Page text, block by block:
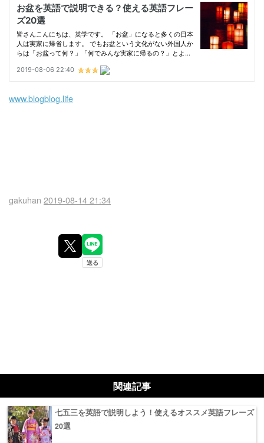
www.blogblog.life
gakuhan 2019-08-14 21:34
関連記事
七五三を英語で説明しよう！使えるオススメ英語フレーズ
20選